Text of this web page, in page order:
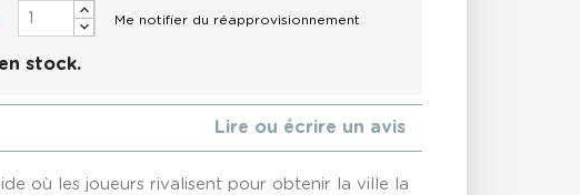
stock.
Lire ou écrire un avis
où les joueurs rivalisent pour obtenir la ville la